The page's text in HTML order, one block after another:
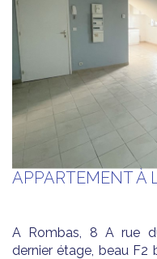
APPARTEMENT À
A Rombas, 8 A rue
dernier étage, beau F2